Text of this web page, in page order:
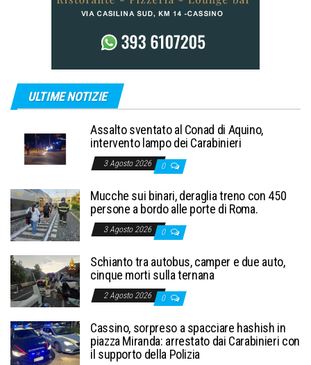
ULTIME NOTIZIE
Assalto sventato al Conad di Aquino,
intervento lampo dei Carabinieri
3 Agosto 2026 0
Mucche sui binari, deraglia treno con 450
persone a bordo alle porte di Roma.
3 Agosto 2026 0
Schianto tra autobus, camper e due auto,
cinque morti sulla ternana
2 Agosto 2026 0
Cassino, sorpreso a spacciare hashish in
piazza Miranda: arrestato dai Carabinieri con
il supporto della Polizia